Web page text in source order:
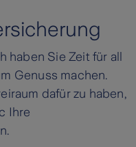
haben Sie Zeit für all
Genuss machen.
dafür zu haben,
Ihre